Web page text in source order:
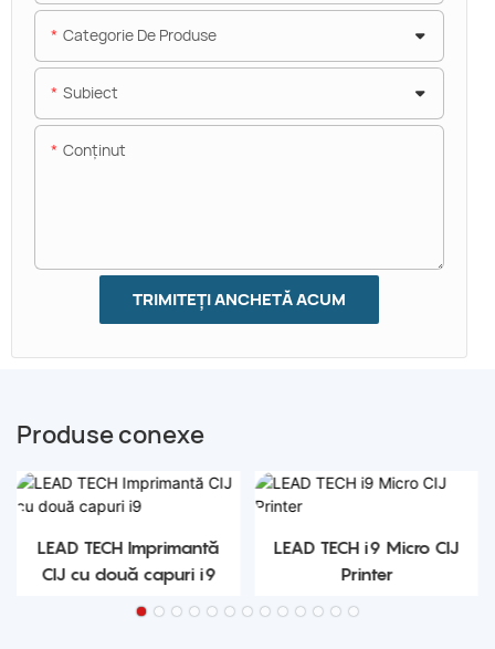
Categorie De Produse
Subiect
Conţinut
TRIMITEȚI ANCHETĂ ACUM
Produse conexe
LEAD TECH Imprimantă
CIJ cu două capuri i9
LEAD TECH i9 Micro CIJ
Printer